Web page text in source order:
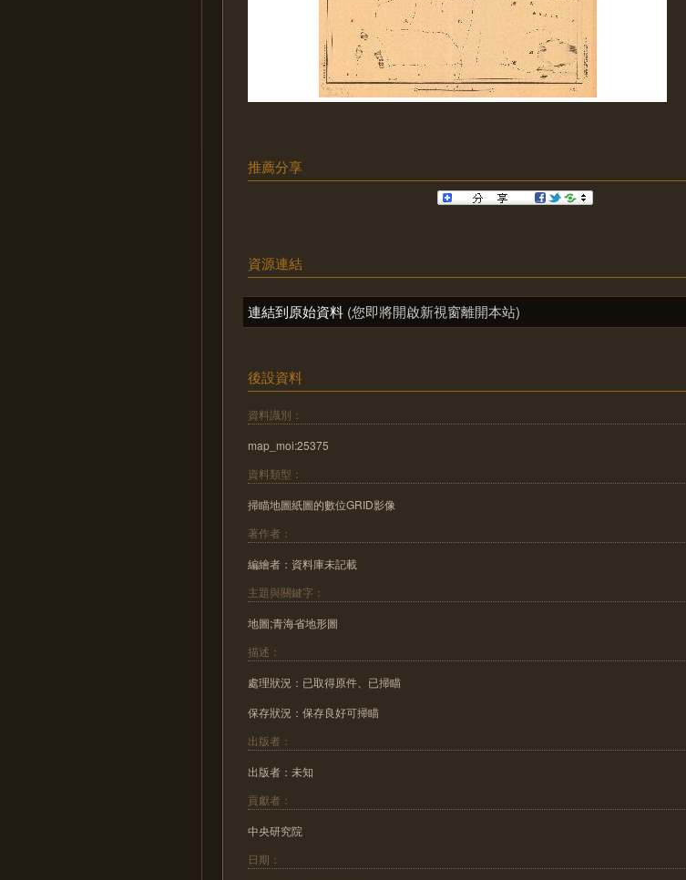
推薦分享
資源連結
連結到原始資料 (您即將開啟新視窗離開本站)
後設資料
資料識別：
map_moi:25375
資料類型：
掃瞄地圖紙圖的數位GRID影像
著作者：
編繪者：資料庫未記載
主題與關鍵字：
地圖;青海省地形圖
描述：
處理狀況：已取得原件、已掃瞄
保存狀況：保存良好可掃瞄
出版者：
出版者：未知
貢獻者：
中央研究院
日期：